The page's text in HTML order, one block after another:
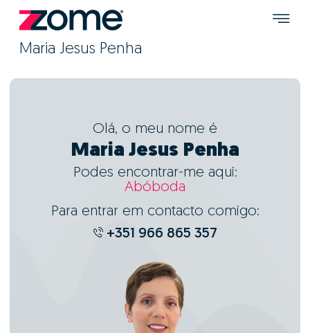
Maria Jesus Penha
Olá, o meu nome é
Maria Jesus Penha
Podes encontrar-me aqui:
Abóboda
Para entrar em contacto comigo:
+351 966 865 357